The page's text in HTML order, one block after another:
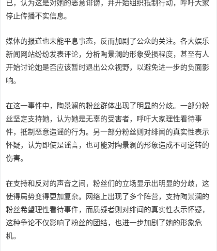
已，认为这是对她的恶意诽谤，并开始组织抵制行动，呼吁大家
停止传播不实信息。
媒体的报道也未能平息事态，反而加剧了公众的关注。各大娱乐
新闻网站纷纷发表评论，分析陶景澜的形象受损程度，甚至有人
开始讨论她是否应该暂时退出公众视野，以避免进一步的负面影
响。
在这一事件中，陶景澜的粉丝群体出现了明显的分歧。一部分粉
丝坚定支持她，认为她是无辜的受害者，呼吁大家理性看待事
件，抵制恶意造谣的行为。另一部分粉丝则对绯闻的真实性表示
怀疑，认为即使是谣言，也可能对陶景澜的形象造成不可逆转的
伤害。
在支持和反对的声音之间，粉丝们的立场显示出明显的分歧，这
使得局势变得更加复杂。网络上出现了多个阵营，支持陶景澜的
粉丝希望理性看待事件，而质疑者则对绯闻的真实性表示怀疑，
这种争论不仅影响了粉丝的团结，也进一步加剧了她的形象危
机。